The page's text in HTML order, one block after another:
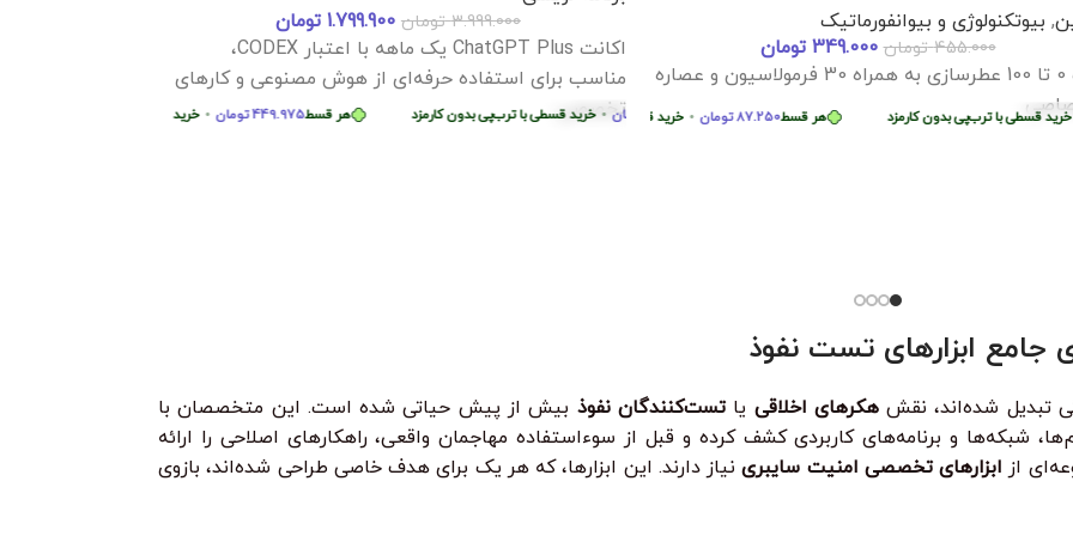
کارمزد
هر قسط 87.250تومان • خرید قسطی با ترب‌پی بدون کارمزد با ترب‌پی بدون کارمزد
, بیوتکنولوژی و بیوانفورماتیک
455.000 تومان 349.000 تومان
دوره 0 تا 100 عطرسازی به همراه 30 فرمولاسیون و عصاره
هر قسط 449.975تومان • خرید قسطی با ترب‌پی بدون کارمزد هر قسط449.975تومان خرید قسطی با ترب‌پی بدون کارمزد تومان • خرید قسطی با ترب‌پی بدون کارمزد
3.999.000 تومان 1.799.900 تومان
اکانت ChatGPT Plus یک ماهه با اعتبار CODEX،
مناسب برای استفاده حرفه‌ای از هوش مصنوعی و کارهای
تخصصی.
هر قسط244.750 244.750تومان • خرید قسطی با ترب‌پی بدون کارمزد 244.750تومان • خرید قسطی با ترب‌پی بدون کارمزد
جامع ابزارهای تست نفوذ
تبدیل شده‌اند، نقشهکرهای اخلاقی یاتست‌کنندگان نفوذ بیش از پیش حیاتی شده است. این متخصصان با
و برنامه‌های کاربردی کشف کرده و قبل از سوءاستفاده مهاجمان واقعی، راهکارهای اصلاحی را ارائه
از ابزارهای تخصصی امنیت سایبرینیاز دارند. این ابزارها، که هر یک برای هدف خاصی طراحی شده‌اند، بازوی